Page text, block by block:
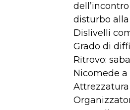
disturbo
Dislivelli
Grado di
Ritrovo:
Nicomede a